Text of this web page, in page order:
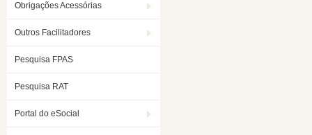
Obrigações Acessórias
Outros Facilitadores
Pesquisa FPAS
Pesquisa RAT
Portal do eSocial